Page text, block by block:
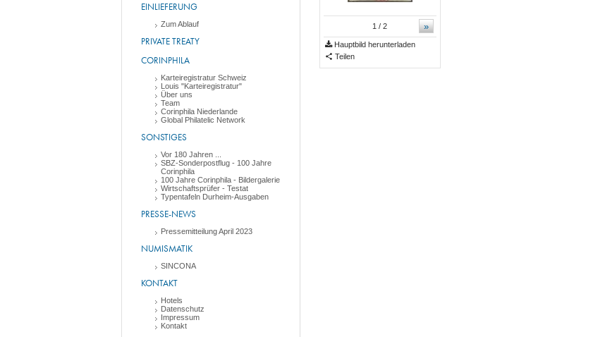
EINLIEFERUNG
Zum Ablauf
PRIVATE TREATY
CORINPHILA
Karteiregistratur Schweiz
Louis "Karteiregistratur"
Über uns
Team
Corinphila Niederlande
Global Philatelic Network
SONSTIGES
Vor 180 Jahren ...
SBZ-Sonderpostflug - 100 Jahre
Corinphila
100 Jahre Corinphila - Bildergalerie
Wirtschaftsprüfer - Testat
Typentafeln Durheim-Ausgaben
PRESSE-NEWS
Pressemitteilung April 2023
NUMISMATIK
SINCONA
KONTAKT
Hotels
Datenschutz
Impressum
Kontakt
»
1 / 2
Hauptbild herunterladen
Teilen